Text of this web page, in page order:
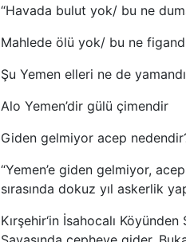
“Havada bulut yok/ bu ne
Mahlede ölü yok/ bu ne
Şu Yemen elleri ne de
Alo Yemen’dir gülü çimendir
Giden gelmiyor acep
“Yemen’e giden gelmiyor,
sırasında dokuz yıl askerlik
Kırşehir‘in İsahocalı